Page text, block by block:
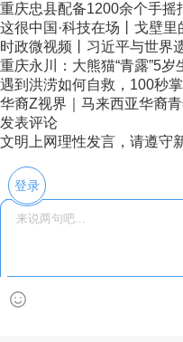
重庆忠县配备1200余个手摇
这很中国·科技在场丨戈壁
时政微视频丨习近平与世界
重庆永川：大熊猫“青露”5
遇到洪涝如何自救，100秒
华裔Z视界｜马来西亚华裔
发表评论
文明上网理性发言，请遵守
登录